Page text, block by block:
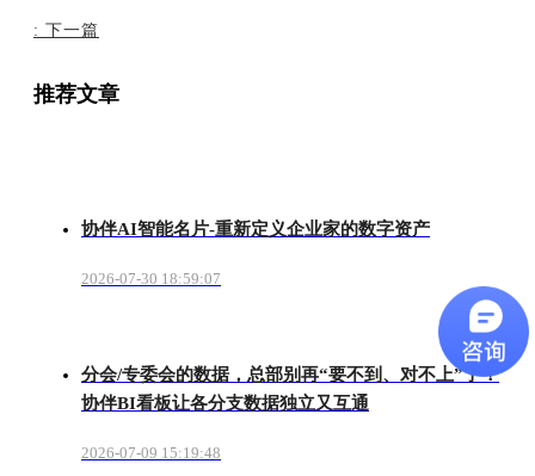
: 下一篇
推荐文章
协伴AI智能名片-重新定义企业家的数字资产
2026-07-30 18:59:07
分会/专委会的数据，总部别再“要不到、对不上”了！
协伴BI看板让各分支数据独立又互通
2026-07-09 15:19:48